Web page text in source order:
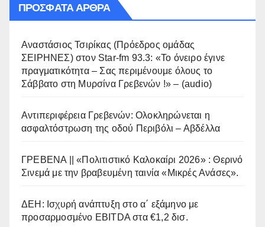
ΠΡΌΣΦΑΤΑ ΆΡΘΡΑ
Αναστάσιος Τσιρίκας (Πρόεδρος ομάδας
ΣΕΙΡΗΝΕΣ) στον Star-fm 93.3: «Το όνειρο έγινε
πραγματικότητα – Σας περιμένουμε όλους το
Σάββατο στη Μυρσίνα Γρεβενών !» – (audio)
Αντιπεριφέρεια Γρεβενών: Ολοκληρώνεται η
ασφαλτόστρωση της οδού Περιβόλι – Αβδέλλα
ΓΡΕΒΕΝΑ || «Πολιτιστικό Καλοκαίρι 2026» : Θερινό
Σινεμά με την βραβευμένη ταινία «Μικρές Ανάσες».
ΔΕΗ: Ισχυρή ανάπτυξη στο α΄ εξάμηνο με
προσαρμοσμένο EBITDA στα €1,2 δισ.